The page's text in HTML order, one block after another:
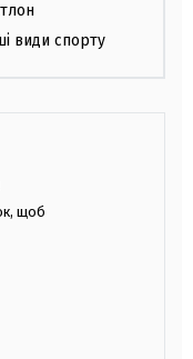
види спорту
щоб